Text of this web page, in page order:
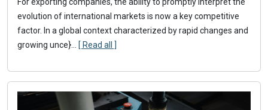
For exporting companies, the ability to promptly interpret the
evolution of international markets is now a key competitive
factor. In a global context characterized by rapid changes and
growing unce}... [ Read all ]